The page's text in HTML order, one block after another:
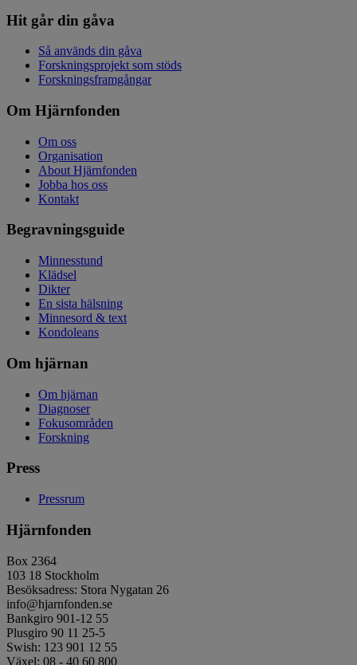
Hit går din gåva
Så används din gåva
Forskningsprojekt som stöds
Forskningsframgångar
Om Hjärnfonden
Om oss
Organisation
About Hjärnfonden
Jobba hos oss
Kontakt
Begravningsguide
Minnesstund
Klädsel
Dikter
En sista hälsning
Minnesord & text
Kondoleans
Om hjärnan
Om hjärnan
Diagnoser
Fokusområden
Forskning
Press
Pressrum
Hjärnfonden
Box 2364
103 18 Stockholm
Besöksadress: Stora Nygatan 26
info@hjarnfonden.se
Bankgiro 901-12 55
Plusgiro 90 11 25-5
Swish: 123 901 12 55
Växel: 08 - 40 60 800